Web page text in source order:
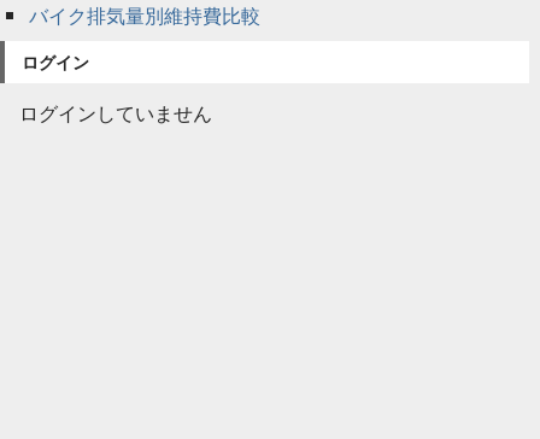
バイク排気量別維持費比較
ログイン
ログインしていません